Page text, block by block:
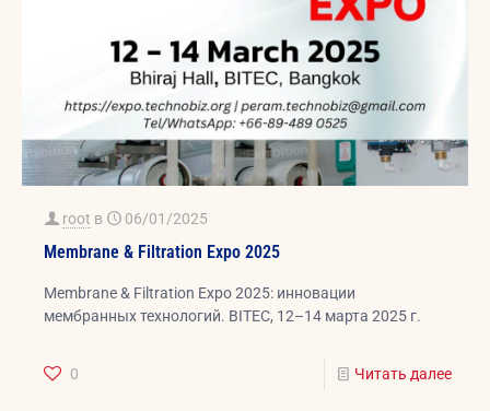
root в 06/01/2025
Membrane & Filtration Expo 2025
Membrane & Filtration Expo 2025: инновации
мембранных технологий. BITEC, 12–14 марта 2025 г.
0 Читать далее